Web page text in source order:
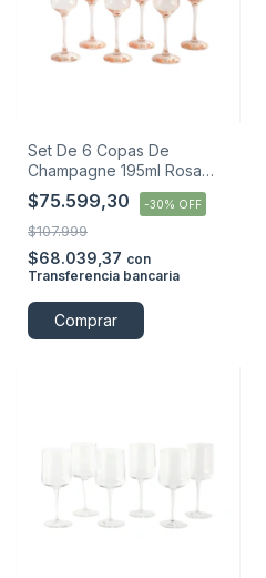
Set De 6 Copas De
Champagne 195ml Rosa
Miuri
$75.599,30 -30% OFF
$107.999
$68.039,37 con
Transferencia bancaria
Comprar